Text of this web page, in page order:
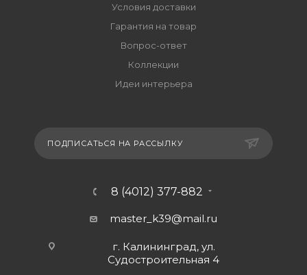
Условия доставки
Гарантия на товар
Вопрос-ответ
Коллекции
Идеи интерьера
ПОДПИСАТЬСЯ НА РАССЫЛКУ
8 (4012) 377-882
master_k39@mail.ru
г. Калининград, ул.
Судостроительная 4